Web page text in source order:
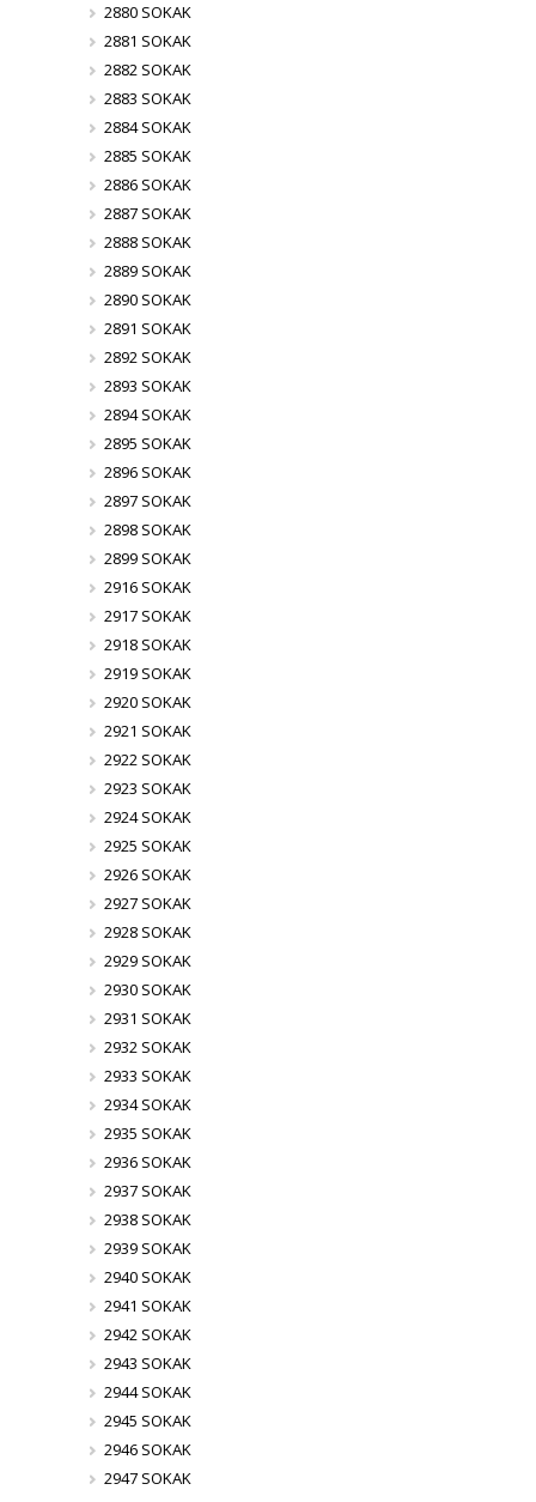
2880 SOKAK
2881 SOKAK
2882 SOKAK
2883 SOKAK
2884 SOKAK
2885 SOKAK
2886 SOKAK
2887 SOKAK
2888 SOKAK
2889 SOKAK
2890 SOKAK
2891 SOKAK
2892 SOKAK
2893 SOKAK
2894 SOKAK
2895 SOKAK
2896 SOKAK
2897 SOKAK
2898 SOKAK
2899 SOKAK
2916 SOKAK
2917 SOKAK
2918 SOKAK
2919 SOKAK
2920 SOKAK
2921 SOKAK
2922 SOKAK
2923 SOKAK
2924 SOKAK
2925 SOKAK
2926 SOKAK
2927 SOKAK
2928 SOKAK
2929 SOKAK
2930 SOKAK
2931 SOKAK
2932 SOKAK
2933 SOKAK
2934 SOKAK
2935 SOKAK
2936 SOKAK
2937 SOKAK
2938 SOKAK
2939 SOKAK
2940 SOKAK
2941 SOKAK
2942 SOKAK
2943 SOKAK
2944 SOKAK
2945 SOKAK
2946 SOKAK
2947 SOKAK